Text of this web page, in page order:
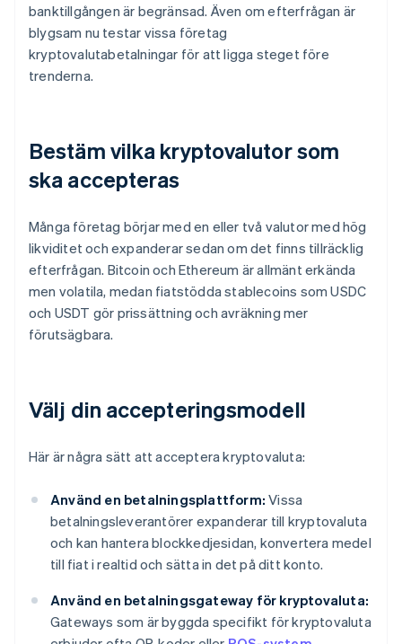
banktillgången är begränsad. Även om efterfrågan är
blygsam nu testar vissa företag
kryptovalutabetalningar för att ligga steget före
trenderna.
Bestäm vilka kryptovalutor som
ska accepteras
Många företag börjar med en eller två valutor med hög
likviditet och expanderar sedan om det finns tillräcklig
efterfrågan. Bitcoin och Ethereum är allmänt erkända
men volatila, medan fiatstödda stablecoins som USDC
och USDT gör prissättning och avräkning mer
förutsägbara.
Välj din accepteringsmodell
Här är några sätt att acceptera kryptovaluta:
Använd en betalningsplattform: Vissa
betalningsleverantörer expanderar till kryptovaluta
och kan hantera blockkedjesidan, konvertera medel
till fiat i realtid och sätta in det på ditt konto.
Använd en betalningsgateway för kryptovaluta:
Gateways som är byggda specifikt för kryptovaluta